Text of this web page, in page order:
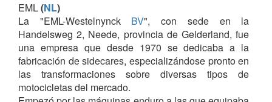
EML(NL)
La "EML-Westelnynck BV", con sede en la
Handelsweg 2, Neede, provincia de Gelderland, fue
una empresa que desde 1970 se dedicaba a la
fabricación de sidecares, especializándose pronto en
las transformaciones sobre diversas tipos de
motocicletas del mercado.